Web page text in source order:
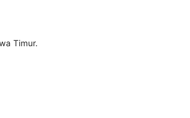
Timur.